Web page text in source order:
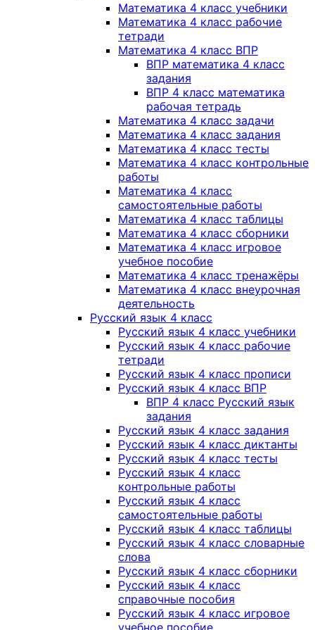
Математика 4 класс учебники
Математика 4 класс рабочие
тетради
Математика 4 класс ВПР
ВПР математика 4 класс
задания
ВПР 4 класс математика
рабочая тетрадь
Математика 4 класс задачи
Математика 4 класс задания
Математика 4 класс тесты
Математика 4 класс контрольные
работы
Математика 4 класс
самостоятельные работы
Математика 4 класс таблицы
Математика 4 класс сборники
Математика 4 класс игровое
учебное пособие
Математика 4 класс тренажёры
Математика 4 класс внеурочная
деятельность
Русский язык 4 класс
Русский язык 4 класс учебники
Русский язык 4 класс рабочие
тетради
Русский язык 4 класс прописи
Русский язык 4 класс ВПР
ВПР 4 класс Русский язык
задания
Русский язык 4 класс задания
Русский язык 4 класс диктанты
Русский язык 4 класс тесты
Русский язык 4 класс
контрольные работы
Русский язык 4 класс
самостоятельные работы
Русский язык 4 класс таблицы
Русский язык 4 класс словарные
слова
Русский язык 4 класс сборники
Русский язык 4 класс
справочные пособия
Русский язык 4 класс игровое
учебное пособие